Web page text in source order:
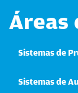
Áreas
Sistemas de
Sistemas de